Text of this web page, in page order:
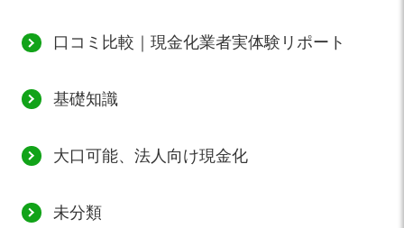
口コミ比較｜現金化業者実体験リポート
基礎知識
大口可能、法人向け現金化
未分類